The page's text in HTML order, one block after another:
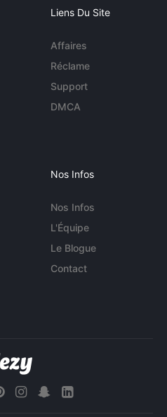
Liens Du Site
Affaires
Réclame
Support
DMCA
Nos Infos
Nos Infos
L'Équipe
Le Blogue
Contact